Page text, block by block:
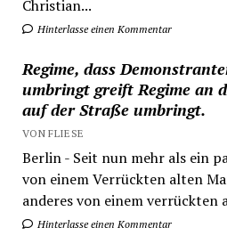
Christian...
Hinterlasse einen Kommentar
Regime, dass
umbringt greift Regime an
auf der Straße umbringt.
VON FLIESE
Berlin - Seit nun mehr als ein
von einem Verrückten alten
anderes von einem verrückten
Hinterlasse einen Kommentar